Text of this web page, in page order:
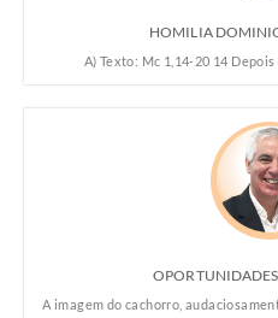
HOMILIA
A) Texto: Mc 1,14-20 14
A imagem do cachorro,